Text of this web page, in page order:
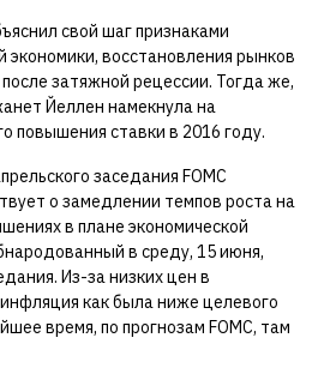
свой шаг признаками
экономики, восстановления рынков
затяжной рецессии. Тогда же,
Йеллен намекнула на
повышения ставки в 2016 году.
заседания FOMC
о замедлении темпов роста на
в плане экономической
в среду, 15 июня,
Из-за низких цен в
как была ниже целевого
время, по прогнозам FOMC, там